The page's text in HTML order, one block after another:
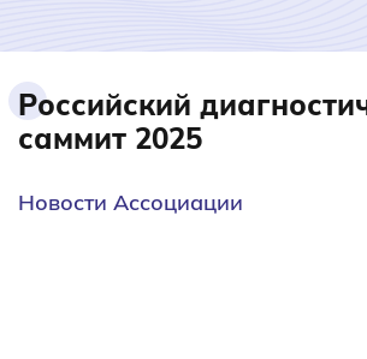
Российский
саммит 2025
Новости Ассоциации